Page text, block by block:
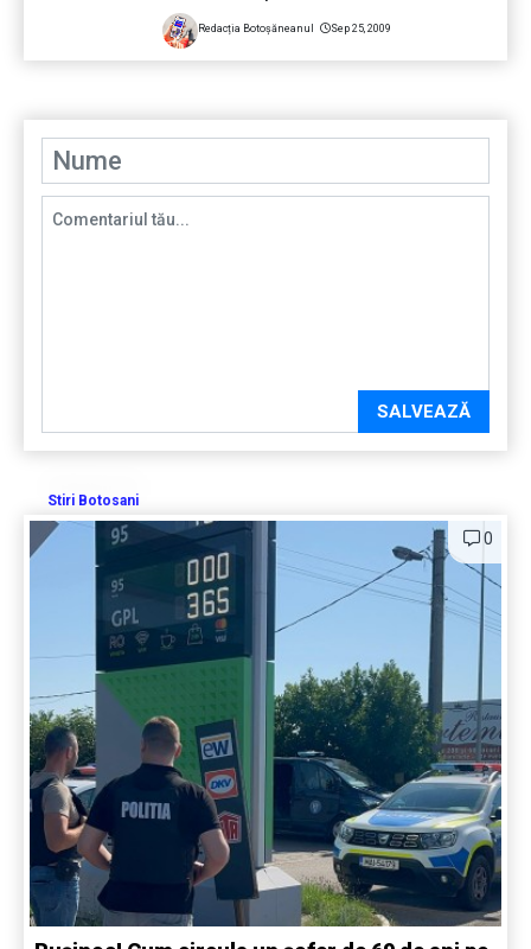
Redacția Botoșăneanul Sep 25, 2009
SALVEAZĂ
Stiri Botosani
0